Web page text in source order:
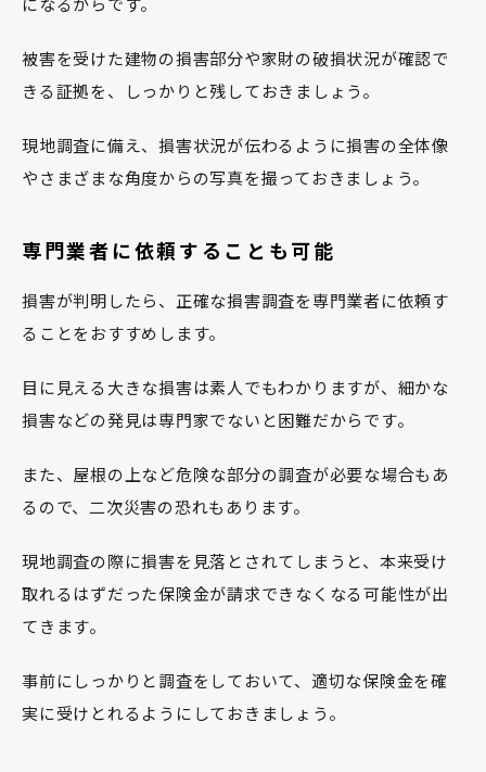
被害を受けた建物の損害部分や家財の破損状況が確認で
きる証拠を、しっかりと残しておきましょう。
現地調査に備え、損害状況が伝わるように損害の全体像
やさまざまな角度からの写真を撮っておきましょう。
専門業者に依頼することも可能
損害が判明したら、正確な損害調査を専門業者に依頼す
ることをおすすめします。
目に見える大きな損害は素人でもわかりますが、細かな
損害などの発見は専門家でないと困難だからです。
また、屋根の上など危険な部分の調査が必要な場合もあ
るので、二次災害の恐れもあります。
現地調査の際に損害を見落とされてしまうと、本来受け
取れるはずだった保険金が請求できなくなる可能性が出
てきます。
事前にしっかりと調査をしておいて、適切な保険金を確
実に受けとれるようにしておきましょう。